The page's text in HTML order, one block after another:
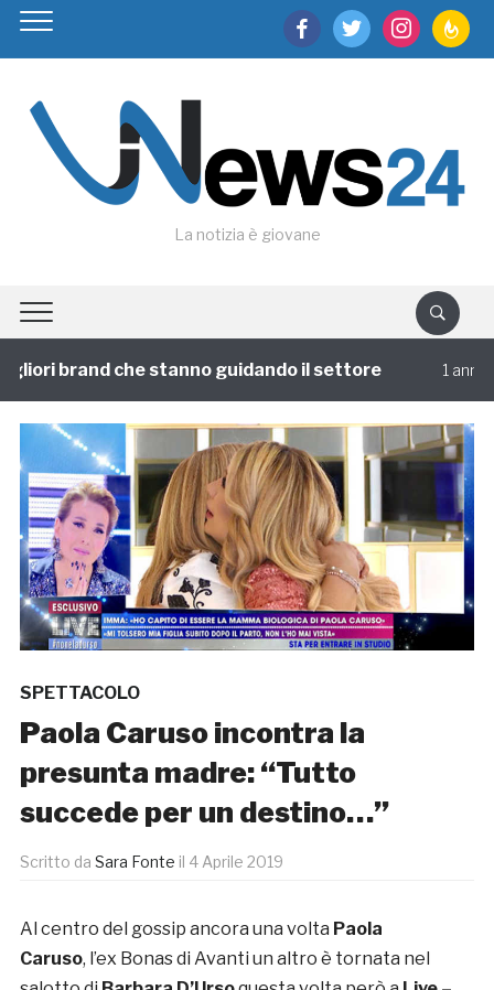
facebooktwitter instagram
La notizia è giovane
brand che stanno guidando il settore 1 annofa
SPETTACOLO
Paola Caruso incontra la
presunta madre: “Tutto
succede per un destino…”
Scritto da Sara Fonte il 4 Aprile 2019
Al centro del gossip ancora una volta Paola
Caruso, l’ex Bonas di Avanti un altro è tornata nel